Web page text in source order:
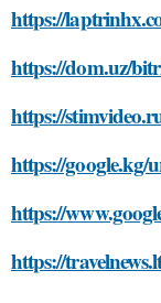
https://
https://dom.uz/
https://
https://google.kg/
https://
https://